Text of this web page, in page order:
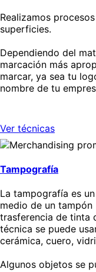
Realizamos
superficies.
Dependiendo del
marcación más
marcar, ya sea tu
nombre de tu
Ver técnicas
Tampografía
La tampografía es
medio de un tampón
trasferencia de tinta
técnica se puede
cerámica, cuero,
Algunos objetos se